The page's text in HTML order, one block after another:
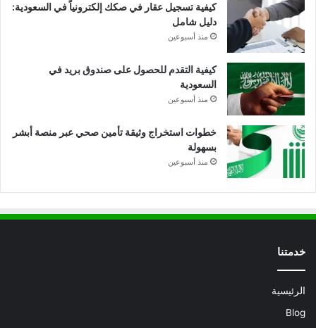
كيفية تسجيل عقار في صكك إلكترونياً في السعودية:
دليل شامل
منذ أسبوعين
كيفية التقدم للحصول على صندوق بريد في
السعودية
منذ أسبوعين
خطوات استخراج وثيقة تأمين صحي عبر منصة أبشر
بسهولة
منذ أسبوعين
خدمتنا
الرئيسية
Blog